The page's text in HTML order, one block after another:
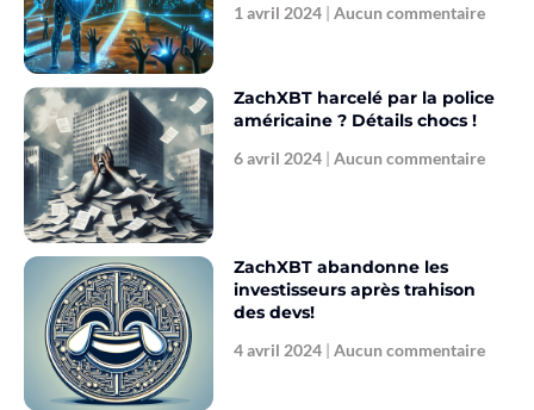
1 avril 2024 Aucun commentaire
ZachXBT harcelé par la police
américaine ? Détails chocs !
6 avril 2024 Aucun commentaire
ZachXBT abandonne les
investisseurs après trahison
des devs!
4 avril 2024 Aucun commentaire